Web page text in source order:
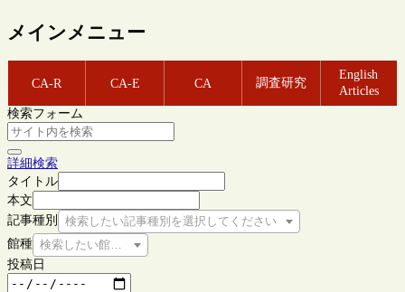
メインメニュー
CA-R CA-E CA 調査研究
English
Articles
検索フォーム
詳細検索
タイトル
本文
記事種別
検索したい記事種別を選択してください
館種 検索したい館種を選択してください
投稿日